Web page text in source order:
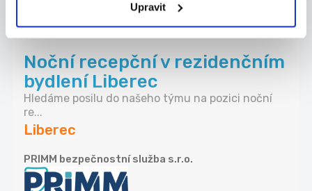
Upravit
31.07.2026
Noční recepční v rezidenčním
bydlení Liberec
Hledáme posilu do našeho týmu na pozici noční
re...
Liberec
PRIMM bezpečnostní služba s.r.o.